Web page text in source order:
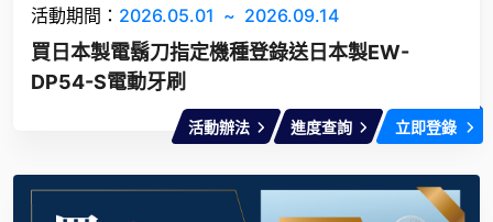
活動期間： 2026.05.01 ~ 2026.09.14
買日本製電鬍刀指定機種登錄送日本製EW-
DP54-S電動牙刷
活動辦法 進度查詢 立即登錄